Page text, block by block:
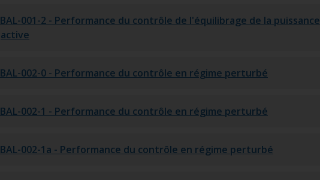
BAL-001-2 - Performance du contrôle de l'équilibrage de la puissance
active
BAL-002-0 - Performance du contrôle en régime perturbé
BAL-002-1 - Performance du contrôle en régime perturbé
BAL-002-1a - Performance du contrôle en régime perturbé